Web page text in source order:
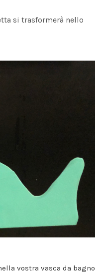
si trasformerà nello
vostra vasca da bagno